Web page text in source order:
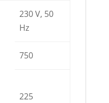
230 V, 50
Hz
750
225